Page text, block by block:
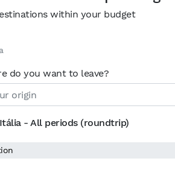
within your budget
do you want to leave?
- All periods (roundtrip)